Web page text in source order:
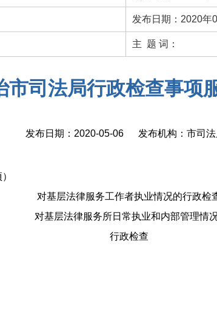
发布日期：2020年
主 题 词：
市司法局行政检查事项
发布日期：2020-05-06 发布机构：市司法
对基层法律服务工作者执业情况的行政检
对基层法律服务所日常执业和内部管理情
行政检查